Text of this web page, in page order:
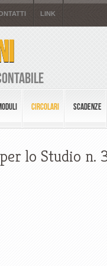
LINK
CIRCOLARI SCADENZE
lo Studio n.